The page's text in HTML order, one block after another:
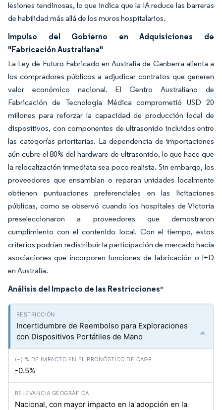
lesiones tendinosas, lo que indica que la IA reduce las barreras
de habilidad más allá de los muros hospitalarios.
Impulso del Gobierno en Adquisiciones de
"Fabricación Australiana"
La Ley de Futuro Fabricado en Australia de Canberra alienta a
los compradores públicos a adjudicar contratos que generen
valor económico nacional. El Centro Australiano de
Fabricación de Tecnología Médica comprometió USD 20
millones para reforzar la capacidad de producción local de
dispositivos, con componentes de ultrasonido incluidos entre
las categorías prioritarias. La dependencia de importaciones
aún cubre el 80% del hardware de ultrasonido, lo que hace que
la relocalización inmediata sea poco realista. Sin embargo, los
proveedores que ensamblan o reparan unidades localmente
obtienen puntuaciones preferenciales en las licitaciones
públicas, como se observó cuando los hospitales de Victoria
preseleccionaron a proveedores que demostraron
cumplimiento con el contenido local. Con el tiempo, estos
criterios podrían redistribuir la participación de mercado hacia
asociaciones que incorporen funciones de fabricación o I+D
en Australia.
Análisis del Impacto de las Restricciones*
Incertidumbre de Reembolso para Exploraciones
con Dispositivos Portátiles de Mano
-0.5%
Nacional, con mayor impacto en la adopción en la